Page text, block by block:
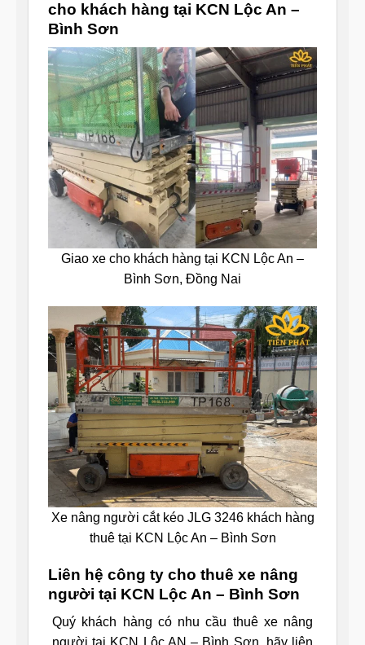
cho khách hàng tại KCN Lộc An –
Bình Sơn
Giao xe cho khách hàng tại KCN Lộc An –
Bình Sơn, Đồng Nai
Xe nâng người cắt kéo JLG 3246 khách hàng
thuê tại KCN Lộc An – Bình Sơn
Liên hệ công ty cho thuê xe nâng
người tại KCN Lộc An – Bình Sơn
Quý khách hàng có nhu cầu thuê xe nâng